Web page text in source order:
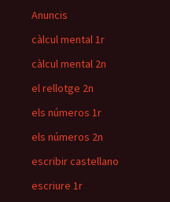
Anuncis
càlcul mental 1r
càlcul mental 2n
el rellotge 2n
els números 1r
els números 2n
escribir castellano
escriure 1r